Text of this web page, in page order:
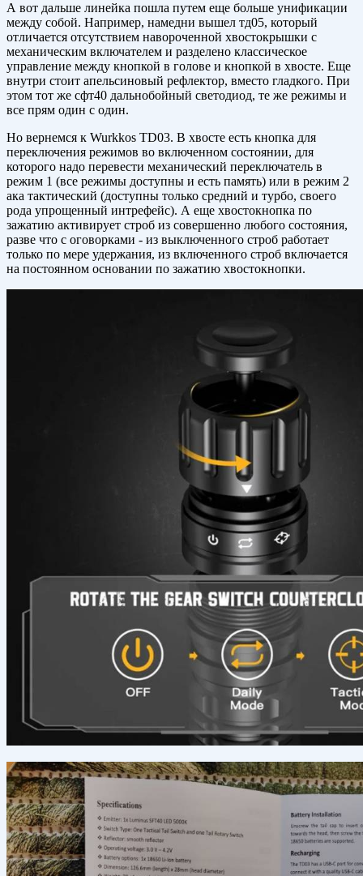
А вот дальше линейка пошла путем еще больше унификации
между собой. Например, намедни вышел тд05, который
отличается отсутствием навороченной хвостокрышки с
механическим включателем и разделено классическое
управление между кнопкой в голове и кнопкой в хвосте. Еще
внутри стоит апельсиновый рефлектор, вместо гладкого. При
этом тот же сфт40 дальнобойный светодиод, те же режимы и
все прям один с один.
Но вернемся к Wurkkos TD03. В хвосте есть кнопка для
переключения режимов во включенном состоянии, для
которого надо перевести механический переключатель в
режим 1 (все режимы доступны и есть память) или в режим 2
ака тактический (доступны только средний и турбо, своего
рода упрощенный интрефейс). А еще хвостокнопка по
зажатию активирует строб из совершенно любого состояния,
разве что с оговорками - из выключенного строб работает
только по мере удержания, из включенного строб включается
на постоянном основании по зажатию хвостокнопки.